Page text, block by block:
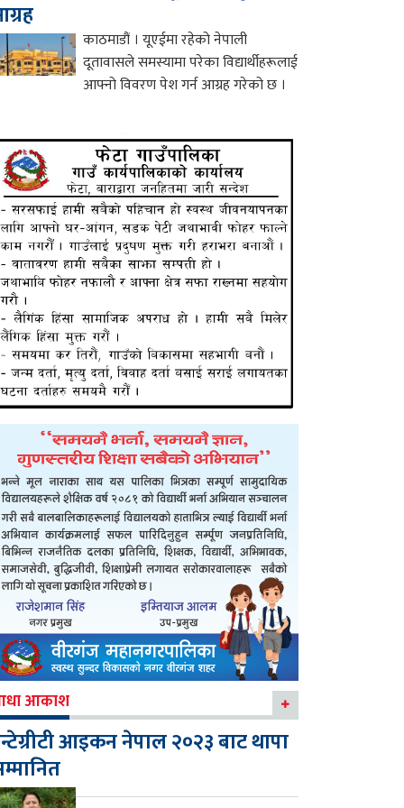
काठमाडौं । यूएईमा रहेको नेपाली
दूतावासले समस्यामा परेका विद्यार्थीहरूलाई
आफ्नो विवरण पेश गर्न आग्रह गरेको छ ।
आकाश
आइकन नेपाल २०२३ बाट थापा